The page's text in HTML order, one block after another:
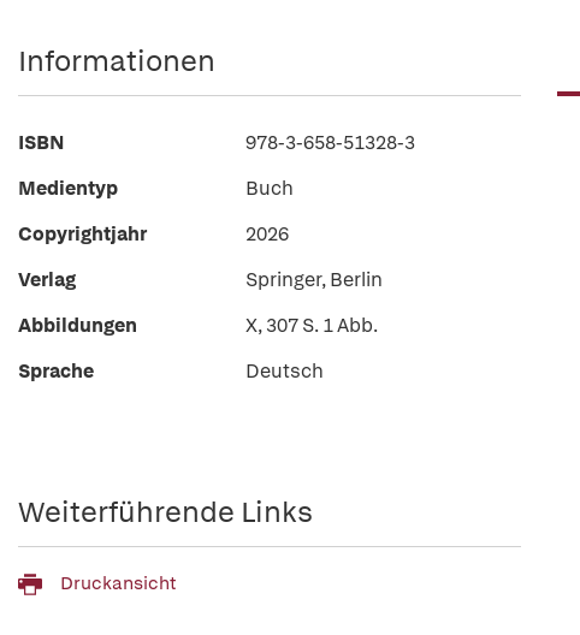
Informationen
ISBN
978-3-658-51328-3
Medientyp
Buch
Copyrightjahr
2026
Verlag
Springer, Berlin
Abbildungen
X, 307 S. 1 Abb.
Sprache
Deutsch
Weiterführende Links
Druckansicht